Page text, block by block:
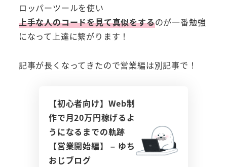
ロッパーツールを使い
上手な人のコードを見て真似をするのが一番勉強
になって上達に繋がります！
記事が長くなってきたので営業編は別記事で！
【初心者向け】Web制
作で月20万円稼げるよ
うになるまでの軌跡
【営業開始編】 – ゆち
おじブログ